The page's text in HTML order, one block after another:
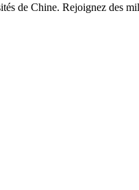
de Chine. Rejoignez des